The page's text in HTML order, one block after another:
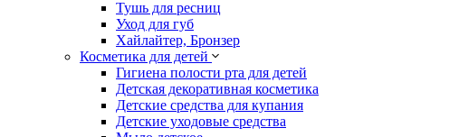
Тушь для ресниц
Уход для губ
Хайлайтер, Бронзер
Косметика для детей
Гигиена полости рта для детей
Детская декоративная косметика
Детские средства для купания
Детские уходовые средства